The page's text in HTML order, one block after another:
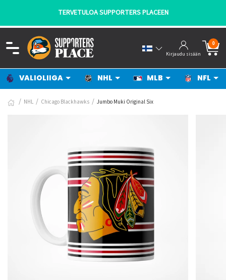
TERVETULOA SUPPORTERS PLACEEN
Kirjaudu sisään
0
VALIOLIIGA NHL MLB NFL
NHL Chicago Blackhawks Jumbo Muki Original Six